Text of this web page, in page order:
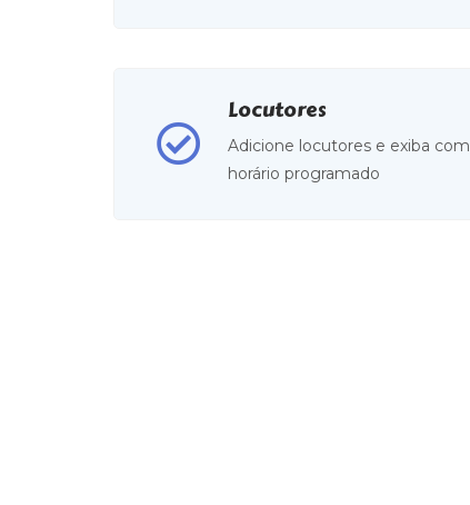
Locutores
Adicione locutores e exiba com
horário programado